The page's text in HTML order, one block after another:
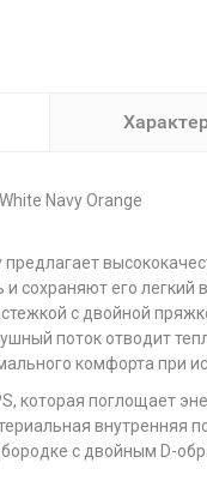
Navy Orange
и сохраняют его
с двойной
поток отводит
комфорта при
которая поглощает
внутренняя
с двойным D-